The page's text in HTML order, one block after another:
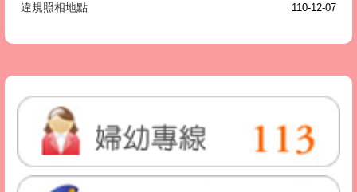
110-12-07
違規照相地點